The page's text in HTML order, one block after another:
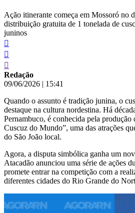
Ação itinerante começa em Mossoró no
distribuição gratuita de 1 tonelada de
juninos
Redação
09/06/2026 | 15:41
Quando o assunto é tradição junina, o
destaque na cultura nordestina. Há
Pernambuco, é conhecida pela
Cuscuz do Mundo”, uma das atrações
do São João local.
Agora, a disputa simbólica ganha um
Atacadão anunciou uma série de ações
promete entrar na competição com a
diferentes cidades do Rio Grande do